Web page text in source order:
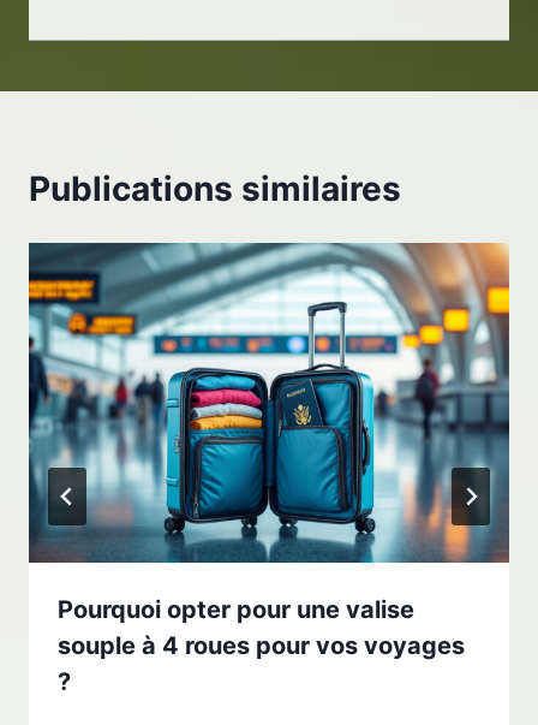
Publications similaires
Pourquoi opter pour une valise
souple à 4 roues pour vos voyages
?